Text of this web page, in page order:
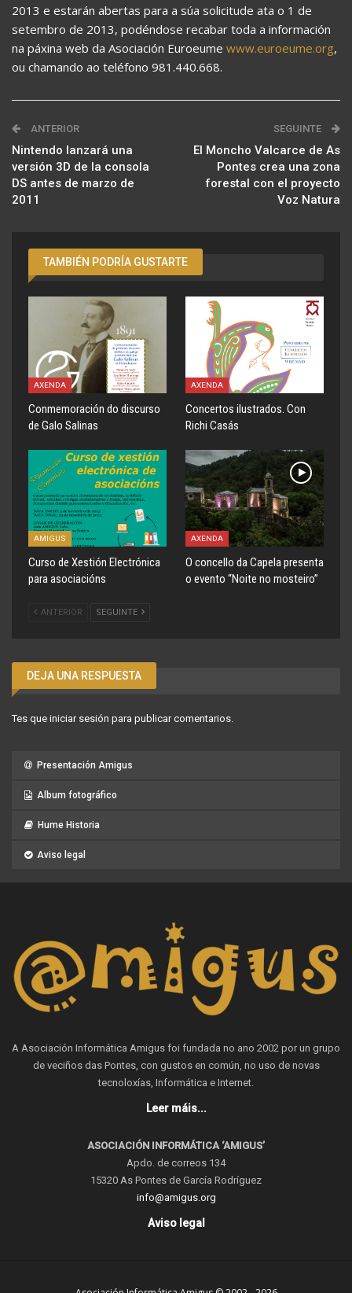
2013 e estarán abertas para a súa solicitude ata o 1 de
setembro de 2013, podéndose recabar toda a información
na páxina web da Asociación Euroeume www.euroeume.org,
ou chamando ao teléfono 981.440.668.
ANTERIOR
Nintendo lanzará una
versión 3D de la consola
DS antes de marzo de
2011
SEGUINTE
El Moncho Valcarce de As
Pontes crea una zona
forestal con el proyecto
Voz Natura
TAMBIÉN PODRÍA GUSTARTE
AXENDA
Conmemoración do discurso
de Galo Salinas
AXENDA
Concertos ilustrados. Con
Richi Casás
AMIGUS
Curso de Xestión Electrónica
para asociacións
AXENDA
O concello da Capela presenta
o evento “Noite no mosteiro”
ANTERIOR SEGUINTE
DEJA UNA RESPUESTA
Tes que iniciar sesión para publicar comentarios.
Presentación Amigus
Album fotográfico
Hume Historia
Aviso legal
A Asociación Informática Amigus foi fundada no ano 2002 por un grupo
de veciños das Pontes, con gustos en común, no uso de novas
tecnoloxías, Informática e Internet.
Leer máis...
ASOCIACIÓN INFORMÁTICA ‘AMIGUS’
Apdo. de correos 134
15320 As Pontes de García Rodríguez
info@amigus.org
Aviso legal